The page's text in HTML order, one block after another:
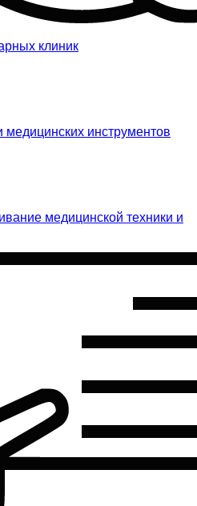
клиник
медицинских инструментов
медицинской техники и